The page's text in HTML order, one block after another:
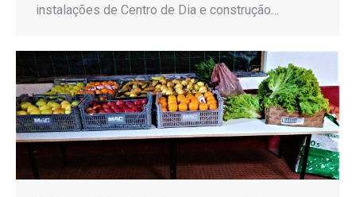
instalações de Centro de Dia e construção…